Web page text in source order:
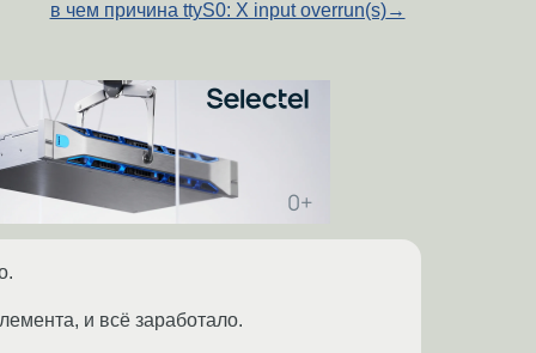
в чем причина ttyS0: X input overrun(s)→
и всё заработало.